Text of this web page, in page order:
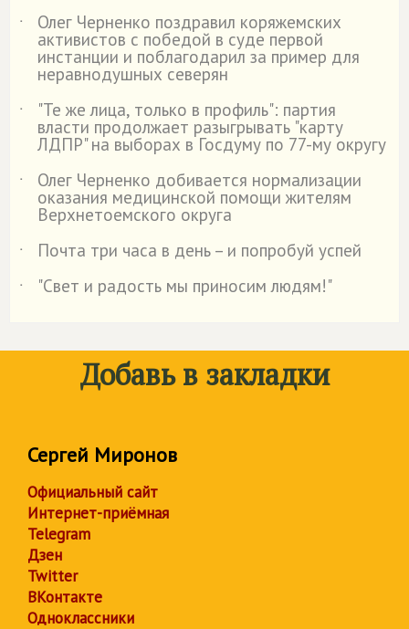
˙ Олег Черненко поздравил коряжемских
активистов с победой в суде первой
инстанции и поблагодарил за пример для
неравнодушных северян
˙
"Те же лица, только в профиль": партия
власти продолжает разыгрывать "карту
ЛДПР" на выборах в Госдуму по 77-му округу
˙
Олег Черненко добивается нормализации
оказания медицинской помощи жителям
Верхнетоемского округа
˙
Почта три часа в день – и попробуй успей
˙
"Свет и радость мы приносим людям!"
Добавь в закладки
Сергей Миронов
Официальный сайт
Интернет-приёмная
Telegram
Дзен
Twitter
ВКонтакте
Одноклассники